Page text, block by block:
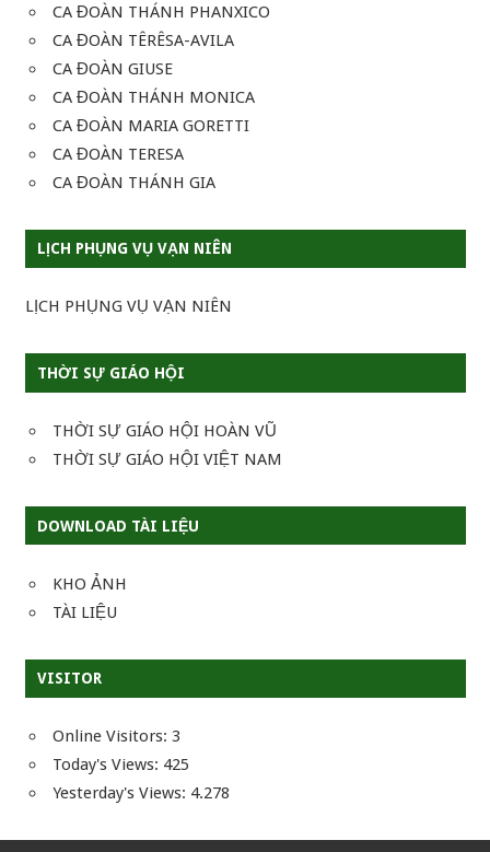
CA ĐOÀN THÁNH PHANXICO
CA ĐOÀN TÊRÊSA-AVILA
CA ĐOÀN GIUSE
CA ĐOÀN THÁNH MONICA
CA ĐOÀN MARIA GORETTI
CA ĐOÀN TERESA
CA ĐOÀN THÁNH GIA
LỊCH PHỤNG VỤ VẠN NIÊN
LỊCH PHỤNG VỤ VẠN NIÊN
THỜI SỰ GIÁO HỘI
THỜI SỰ GIÁO HỘI HOÀN VŨ
THỜI SỰ GIÁO HỘI VIỆT NAM
DOWNLOAD TÀI LIỆU
KHO ẢNH
TÀI LIỆU
VISITOR
Online Visitors: 3
Today's Views: 425
Yesterday's Views: 4.278